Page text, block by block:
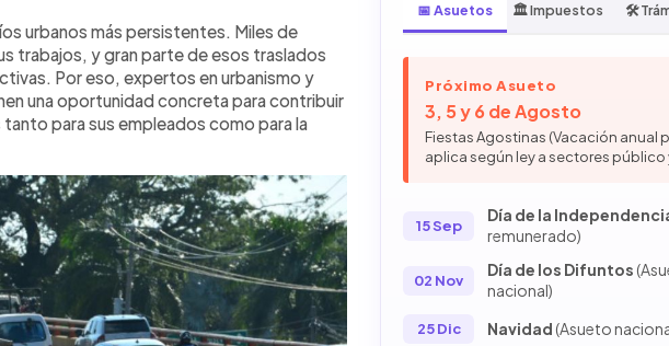
de vida y la productividad, y
ser parte clave de la solución.
teletrabajo, transporte
fuera de la capital podrían
destacan que el sector
inmobiliarios con
entre empresas, gobierno y
eficiente, menos contaminación
de San Salvador.
urbanos más persistentes. Miles de
trabajos, y gran parte de esos traslados
Por eso, expertos en urbanismo y
una oportunidad concreta para contribuir
para sus empleados como para la
📅 Asuetos 🏛️ Impuestos 🛠️
Próximo Asueto
3, 5 y 6 de Agosto
Fiestas Agostinas (Vacación anual
aplica según ley a sectores público
15 Sep
Día de la
remunerado)
02 Nov
Día de los Difuntos
nacional)
25 Dic Navidad(Asueto